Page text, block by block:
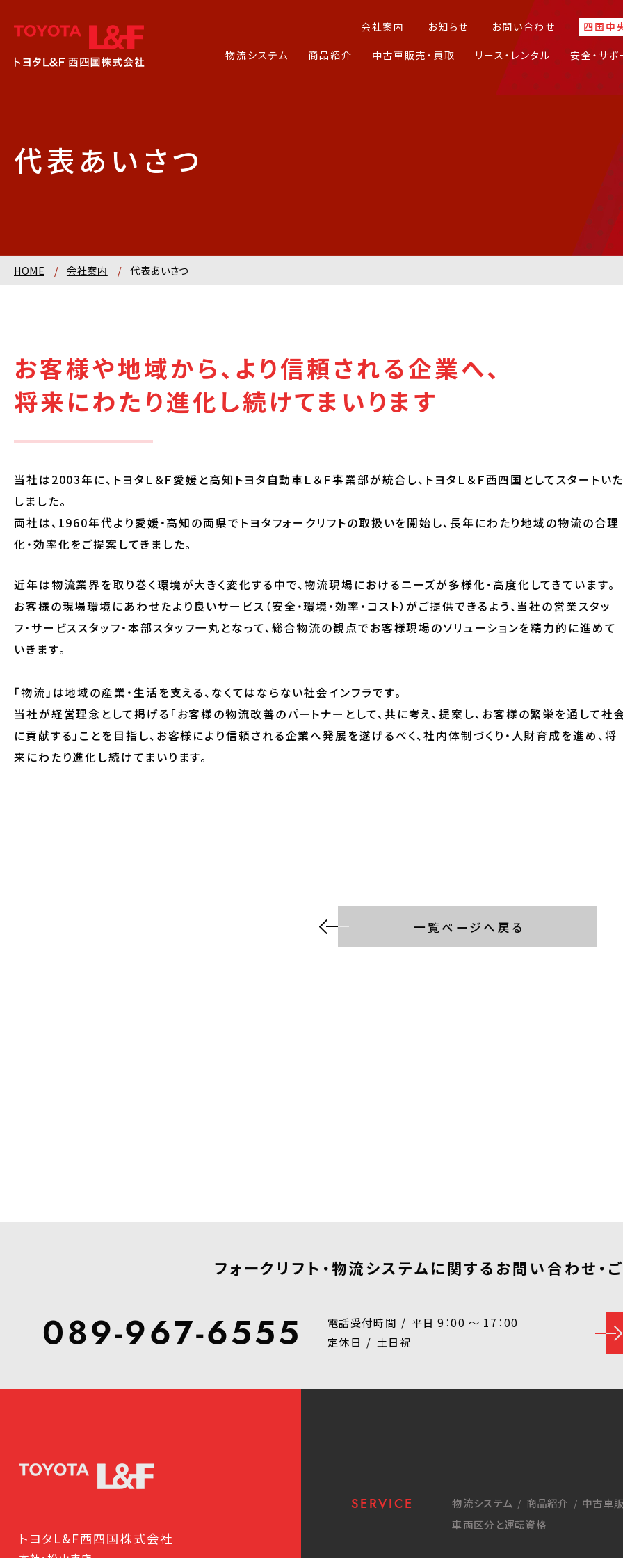
会社案内 お知らせ お問い合わせ
四国中
物流システム
商品紹介 中古車販売・買取 リース・レンタル 安全・サポ
代表あいさつ
HOME / 会社案内 / 代表あいさつ
お客様や地域から、 より信頼される企業へ、
将来にわたり進化し続けてまいります
当社は2003年に、トヨタＬ＆Ｆ愛媛と高知トヨタ自動車Ｌ＆Ｆ事業部が統合し、トヨタＬ＆Ｆ西四国としてスタートい
しました。
両社は、1960年代より愛媛・高知の両県でトヨタフォークリフトの取扱いを開始し、長年にわたり地域の物流の合理
化・効率化をご提案してきました。
近年は物流業界を取り巻く環境が大きく変化する中で、物流現場におけるニーズが多様化・高度化してきています。
お客様の現場環境にあわせたより良いサービス（安全・環境・効率・コスト）がご提供できるよう、当社の営業スタッ
フ・サービススタッフ・本部スタッフ一丸となって、総合物流の観点でお客様現場のソリューションを精力的に進めて
いきます。
「物流」は地域の産業・生活を支える、なくてはならない社会インフラです。
当社が経営理念として掲げる「お客様の物流改善のパートナーとして、共に考え、提案し、お客様の繁栄を通して社
に貢献する」ことを目指し、お客様により信頼される企業へ発展を遂げるべく、社内体制づくり・人財育成を進め、将
来にわたり進化し続けてまいります。
一覧ページへ戻る
フォークリフト・物流システムに関する お問い合わせ・
089-967-6555 電話受付時間
平日 9：00 ～ 17：00
定休日
土日祝
トヨタL&F西四国株式会社
SERVICE 物流システム 商品紹介
中古車
車両区分と運転資格